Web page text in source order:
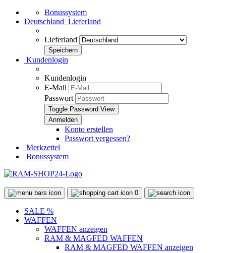
Bonussystem
Deutschland Lieferland
Lieferland
Kundenlogin
Kundenlogin
E-Mail
Passwort
Toggle Password View
Konto erstellen
Passwort vergessen?
Merkzettel
Bonussystem
0
SALE %
WAFFEN
WAFFEN anzeigen
RAM & MAGFED WAFFEN
RAM & MAGFED WAFFEN anzeigen